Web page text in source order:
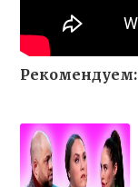
Рекомендуем: